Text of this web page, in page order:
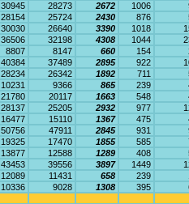
30945 28273 2672 1006
28154 25724 2430 876
30030 26640 3390 1018
36506 32198 4308 1044
8807 8147 660 154
40384 37489 2895 922
28234 26342 1892 711
10231 9366 865 239
21780 20117 1663 548
28137 25205 2932 977
16477 15110 1367 475
50756 47911 2845 931
19325 17470 1855 585
13877 12588 1289 408
43453 39556 3897 1449
12089 11431 658 239
10336 9028 1308 395